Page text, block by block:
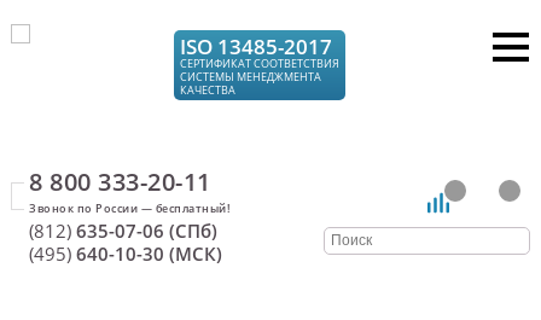
ISO 13485-2017
СЕРТИФИКАТ СООТВЕТСТВИЯ
СИСТЕМЫ МЕНЕДЖМЕНТА
КАЧЕСТВА
8 800 333-20-11
(812) 635-07-06 (СПб)
(495) 640-10-30 (МСК)